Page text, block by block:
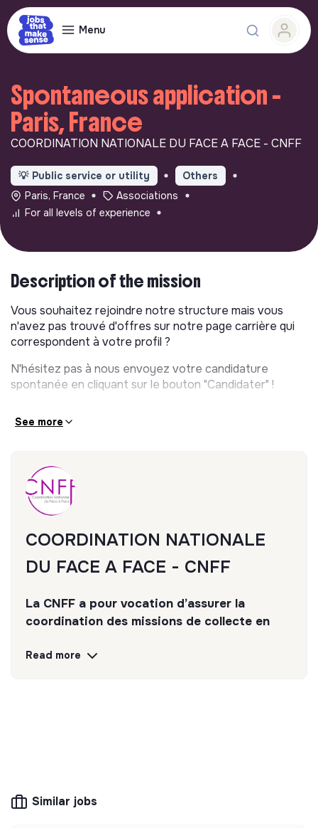
Menu
Spontaneous application -
Paris, France
COORDINATION NATIONALE DU FACE A FACE - CNFF
💡 Public service or utility
Others
Paris, France
Associations
For all levels of experience
Description of the mission
Vous souhaitez rejoindre notre structure mais vous
n'avez pas trouvé d'offres sur notre page carrière qui
correspondent à votre profil ?
N'hésitez pas à nous envoyez votre candidature
spontanée en cliquant sur le bouton "Candidater" !
See more
COORDINATION NATIONALE
DU FACE A FACE - CNFF
La CNFF a pour vocation d’assurer la
coordination des missions de collecte en
quel que soit le canal de collecte (rue, site
government agency, ministry, etc.) or its mission
Read more
Similar jobs